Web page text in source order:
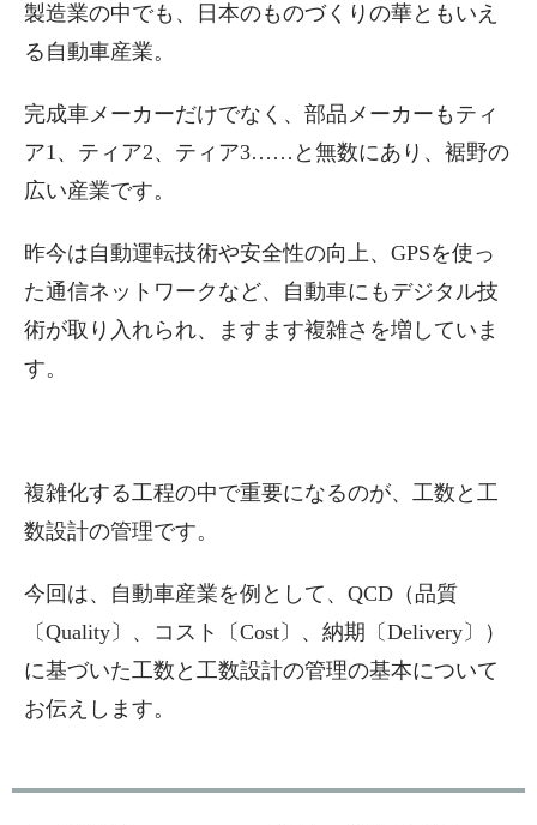
製造業の中でも、日本のものづくりの華ともいえ
る自動車産業。
完成車メーカーだけでなく、部品メーカーもティ
ア1、ティア2、ティア3……と無数にあり、裾野の
広い産業です。
昨今は自動運転技術や安全性の向上、GPSを使っ
た通信ネットワークなど、自動車にもデジタル技
術が取り入れられ、ますます複雑さを増していま
す。
複雑化する工程の中で重要になるのが、工数と工
数設計の管理です。
今回は、自動車産業を例として、QCD（品質
〔Quality〕、コスト〔Cost〕、納期〔Delivery〕）
に基づいた工数と工数設計の管理の基本について
お伝えします。